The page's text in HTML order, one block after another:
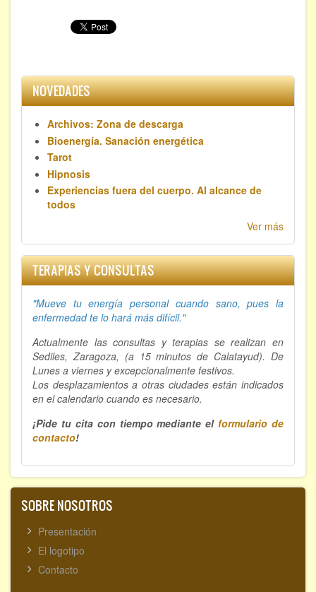
NOVEDADES
Archivos: Zona de descarga
Bioenergía. Sanación energética
Tarot
Hipnosis
Experiencias fuera del cuerpo. Al alcance de
todos
Ver más
TERAPIAS Y CONSULTAS
"Mueve tu energía personal cuando sano, pues la
enfermedad te lo hará más difícil."
Actualmente las consultas y terapias se realizan en
Sediles, Zaragoza, (a 15 minutos de Calatayud). De
Lunes a viernes y excepcionalmente festivos.
Los desplazamientos a otras ciudades están indicados
en el calendario cuando es necesario.
¡Pide tu cita con tiempo mediante el formulario de
contacto!
SOBRE NOSOTROS
Presentación
El logotipo
Contacto